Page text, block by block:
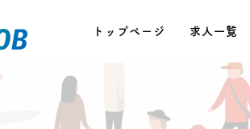
トップページ 求人一覧